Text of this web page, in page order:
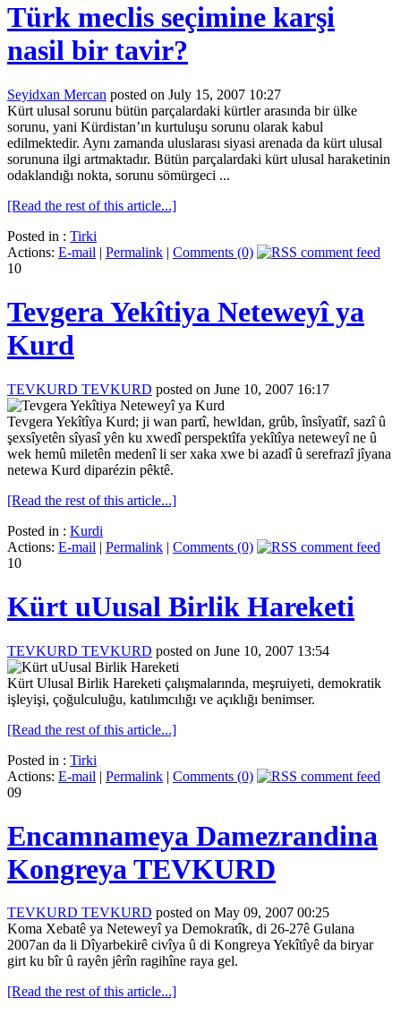
Türk meclis seçimine karşi
nasil bir tavir?
Seyidxan Mercan posted on July 15, 2007 10:27
Kürt ulusal sorunu bütün parçalardaki kürtler arasında bir ülke
sorunu, yani Kürdistan’ın kurtuluşu sorunu olarak kabul
edilmektedir. Aynı zamanda uluslarası siyasi arenada da kürt ulusal
sorununa ilgi artmaktadır. Bütün parçalardaki kürt ulusal haraketinin
odaklandığı nokta, sorunu sömürgeci ...
[Read the rest of this article...]
Posted in : Tirki
Actions: E-mail | Permalink | Comments (0)
10
Tevgera Yekîtiya Neteweyî ya
Kurd
TEVKURD TEVKURD posted on June 10, 2007 16:17
Tevgera Yekîtîya Kurd; ji wan partî, hewldan, grûb, însîyatîf, sazî û
şexsîyetên sîyasî yên ku xwedî perspektîfa yekîtîya neteweyî ne û
wek hemû miletên medenî li ser xaka xwe bi azadî û serefrazî jîyana
netewa Kurd diparézin pêktê.
[Read the rest of this article...]
Posted in : Kurdi
Actions: E-mail | Permalink | Comments (0)
10
Kürt uUusal Birlik Hareketi
TEVKURD TEVKURD posted on June 10, 2007 13:54
Kürt Ulusal Birlik Hareketi çalışmalarında, meşruiyeti, demokratik
işleyişi, çoğulculuğu, katılımcılığı ve açıklığı benimser.
[Read the rest of this article...]
Posted in : Tirki
Actions: E-mail | Permalink | Comments (0)
09
Encamnameya Damezrandina
Kongreya TEVKURD
TEVKURD TEVKURD posted on May 09, 2007 00:25
Koma Xebatê ya Neteweyî ya Demokratîk, di 26-27ê Gulana
2007an da li Dîyarbekirê civîya û di Kongreya Yekîtîyê da biryar
girt ku bîr û rayên jêrîn ragihîne raya gel.
[Read the rest of this article...]